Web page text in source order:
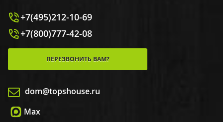
+7(495)212-10-69
+7(800)777-42-08
ПЕРЕЗВОНИТЬ ВАМ?
dom@topshouse.ru
Max